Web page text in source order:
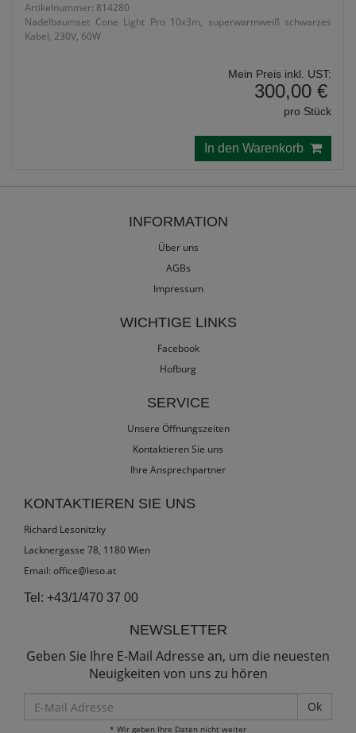
Artikelnummer: 814280
Nadelbaumset Cone Light Pro 10x3m, superwarmweiß schwarzes
Kabel, 230V, 60W
Mein Preis inkl. UST:
300,00 €
pro Stück
In den Warenkorb
INFORMATION
Über uns
AGBs
Impressum
WICHTIGE LINKS
Facebook
Hofburg
SERVICE
Unsere Öffnungszeiten
Kontaktieren Sie uns
Ihre Ansprechpartner
KONTAKTIEREN SIE UNS
Richard Lesonitzky
Lacknergasse 78, 1180 Wien
Email: office@leso.at
Tel: +43/1/470 37 00
NEWSLETTER
Geben Sie Ihre E-Mail Adresse an, um die neuesten
Neuigkeiten von uns zu hören
Mail
* Wir geben Ihre Daten nicht weiter